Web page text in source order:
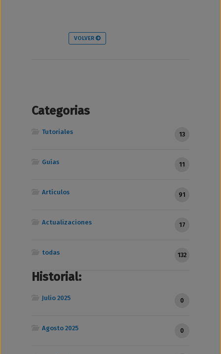
VOLVER
Categorias
Tutoriales 13
Guías 11
Artículos 91
Actualizaciones 17
todas 132
Historial:
Julio 2025 0
Agosto 2025 0